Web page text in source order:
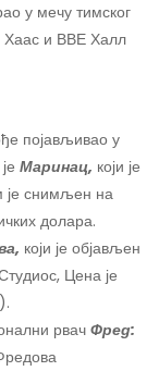
у мечу тимског
Хаас и ВВЕ Халл
појављивао у
Маринац, који је
је снимљен на
долара.
који је објављен
Цена је
рвач Фред: